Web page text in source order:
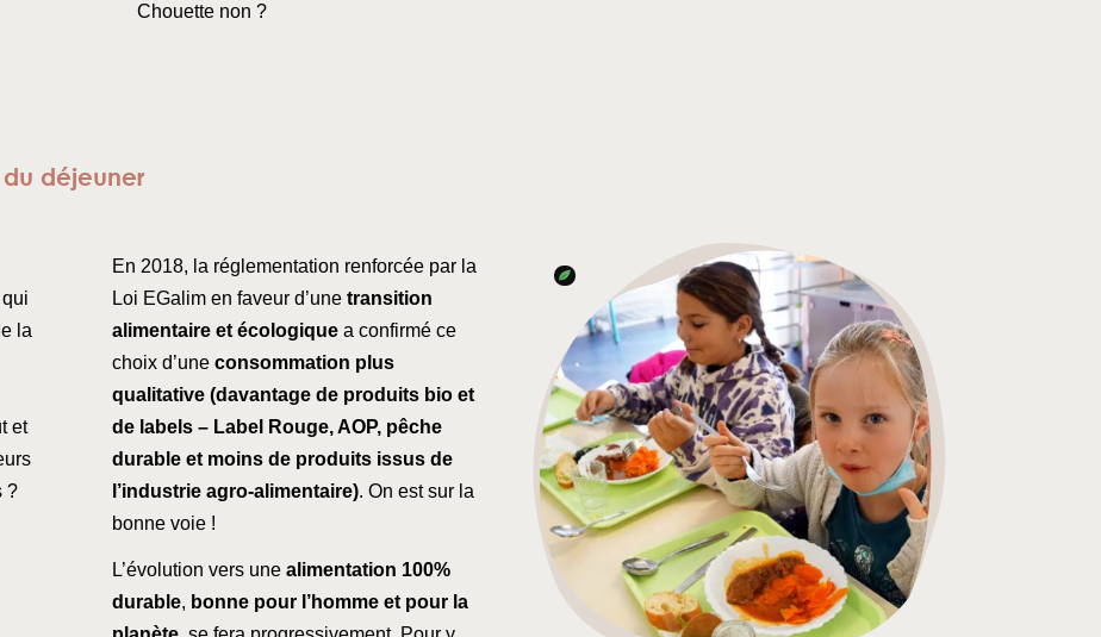
Chouette non ?
déjeuner
la
et
?
En 2018, la réglementation renforcée par la
Loi EGalim en faveur d’unetransition
alimentaire et écologique a confirmé ce
choix d’uneconsommation plus
qualitative (davantage de produits bio et
de labels – Label Rouge, AOP, pêche
durable et moins de produits issus de
l’industrie agro-alimentaire). On est sur la
bonne voie !
L’évolution vers unealimentation 100%
durable, bonne pour l’homme et pour la